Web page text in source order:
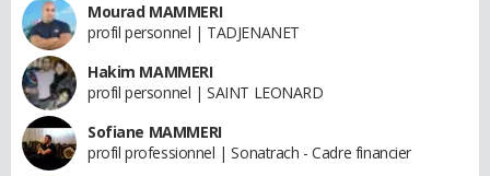
Mourad MAMMERI
profil personnel | TADJENANET
Hakim MAMMERI
profil personnel | SAINT LEONARD
Sofiane MAMMERI
profil professionnel | Sonatrach - Cadre financier